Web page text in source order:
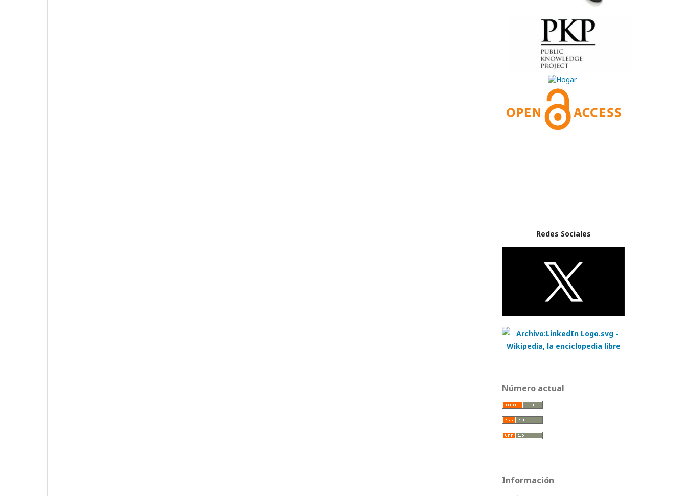
Redes Sociales
Número actual
Información